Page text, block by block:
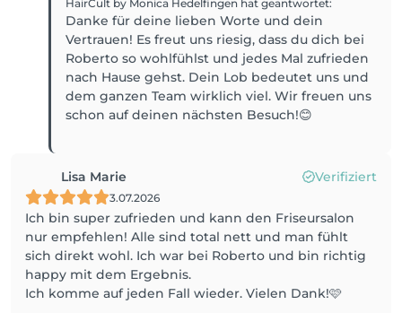
HairCult by Monica Hedelfingen hat geantwortet:
Danke für deine lieben Worte und dein
Vertrauen! Es freut uns riesig, dass du dich bei
Roberto so wohlfühlst und jedes Mal zufrieden
nach Hause gehst. Dein Lob bedeutet uns und
dem ganzen Team wirklich viel. Wir freuen uns
schon auf deinen nächsten Besuch!😊
Lisa Marie Verifiziert
3.07.2026
Ich bin super zufrieden und kann den Friseursalon
nur empfehlen! Alle sind total nett und man fühlt
sich direkt wohl. Ich war bei Roberto und bin richtig
happy mit dem Ergebnis.
Ich komme auf jeden Fall wieder. Vielen Dank!🩷